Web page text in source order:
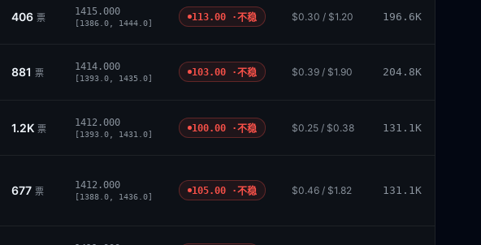
406 票
1415.000
[1386.0, 1444.0]
113.00 ·不稳 $0.30 / $1.20 196.6K
881 票
1414.000
[1393.0, 1435.0]
103.00 ·不稳 $0.39 / $1.90 204.8K
1.2K 票
1412.000
[1393.0, 1431.0]
100.00 ·不稳 $0.25 / $0.38 131.1K
677 票
1412.000
[1388.0, 1436.0]
105.00 ·不稳 $0.46 / $1.82 131.1K